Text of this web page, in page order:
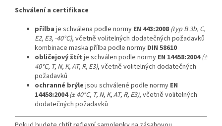
Schválení a certifikace
přilba je schválena podle normy EN 443:2008 (typ B 3b, C,
E2, E3, -40°C), včetně volitelných dodatečných požadavků
kombinace maska přílba podle normy DIN 58610
obličejový štít je schválen podle normy EN 14458:2004 (±
40°C, T, N, K, AT, R, E3), včetně volitelných dodatečných
požadavků
ochranné brýle jsou schválené podle normy EN
14458:2004 (± 40°C, T, N, K, AT, R, E3), včetně volitelných
dodatečných požadavků